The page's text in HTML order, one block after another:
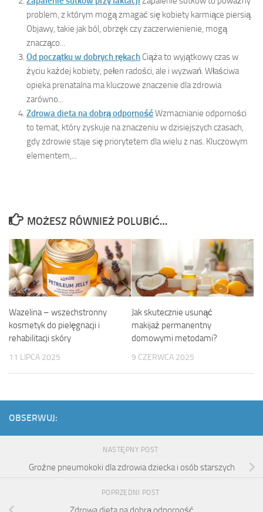
problem, z którym mogą zmagać się kobiety karmiące piersią.
Objawy, takie jak ból, obrzęk czy zaczerwienienie, mogą
znacząco...
Od początku w dobrych rękach Ciąża to wyjątkowy czas w
życiu każdej kobiety, pełen radości, ale i wyzwań. Właściwa
opieka prenatalna ma kluczowe znaczenie dla zdrowia
zarówno...
Zdrowa dieta na dobrą odpornośćWzmacnianie odporności
to temat, który zyskuje na znaczeniu w dzisiejszych czasach,
gdy zdrowie staje się priorytetem dla wielu z nas. Kluczowym
elementem,...
MOŻESZ RÓWNIEŻ POLUBIĆ…
Wazelina – wszechstronny
kosmetyk do pielęgnacji i
rehabilitacji skóry
11 LIPCA 2025
Jak skutecznie usunąć
makijaż permanentny
domowymi metodami?
9 CZERWCA 2025
OBSERWUJ:
NASTĘPNY POST
Groźne pneumokoki dla zdrowia dziecka i osób starszych
POPRZEDNI POST